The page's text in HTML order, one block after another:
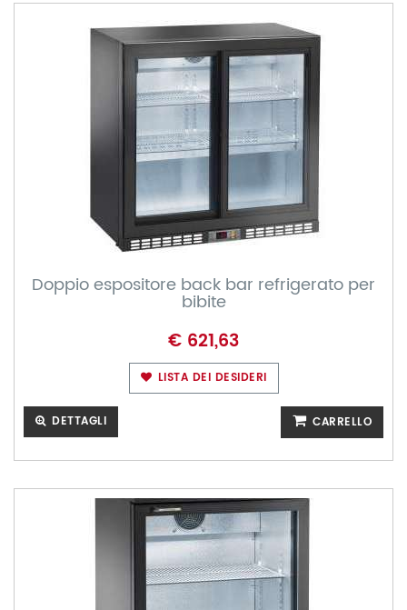
Doppio espositore back bar refrigerato per
bibite
€ 621,63
LISTA DEI DESIDERI
DETTAGLI CARRELLO